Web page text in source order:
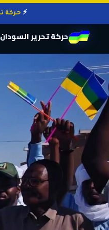
حركة تحرير السودان